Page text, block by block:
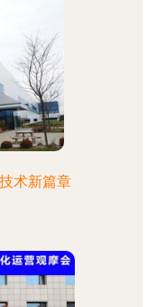
术新篇章